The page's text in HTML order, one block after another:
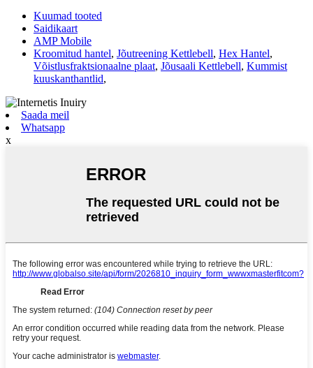
Kuumad tooted
Saidikaart
AMP Mobile
Kroomitud hantel, Jõutreening Kettlebell, Hex Hantel,
Võistlusfraktsionaalne plaat, Jõusaali Kettlebell, Kummist
kuuskanthantlid,
Saada meil
Whatsapp
x